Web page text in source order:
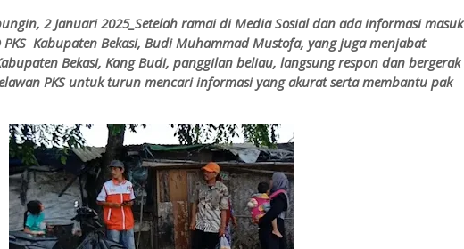
2 Januari 2025_ Setelah ramai di Media Sosial dan ada informasi masuk
PKS Kabupaten Bekasi, Budi Muhammad Mustofa, yang juga menjabat
Bekasi, Kang Budi, panggilan beliau, langsung respon dan bergerak
PKS untuk turun mencari informasi yang akurat serta membantu pak